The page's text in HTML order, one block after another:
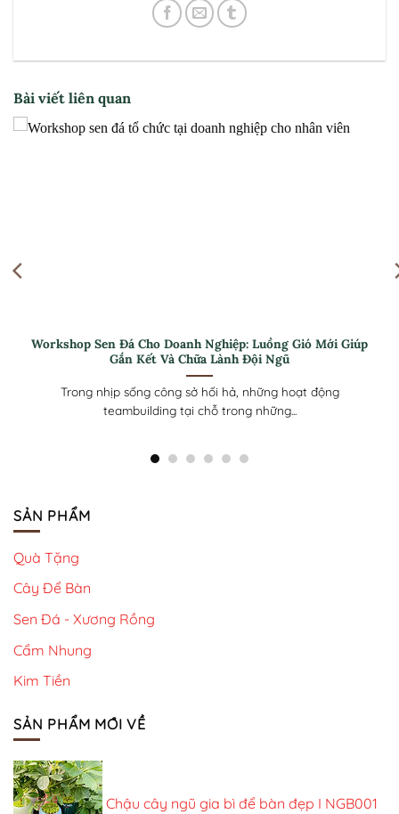
Bài viết liên quan
Quà tặng Sen Đá 30/4 cho Nhân viên: Ý Nghĩa Và Tinh Tế
Sen đá là lựa chọn quà tặng phổ biến cho ngày 30/4 nhờ hình
dáng...
SẢN PHẨM
Quà Tặng
Cây Để Bàn
Sen Đá - Xương Rồng
Cẩm Nhung
Kim Tiền
SẢN PHẨM MỚI VỀ
Chậu cây ngũ gia bì để bàn đẹp I NGB001